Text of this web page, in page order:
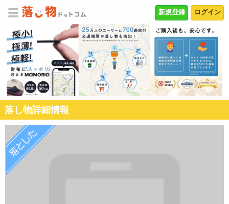
ログイン
新規登録
落し物詳細情報